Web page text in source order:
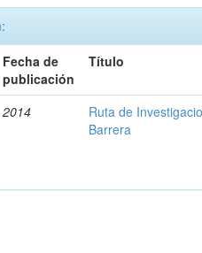
Fecha de
publicación
Título
2014
Ruta de
Barrera